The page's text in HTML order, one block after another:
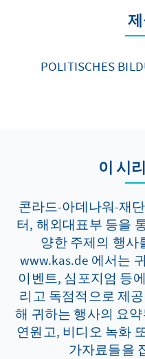
POLITISCHES
이 시
콘라드-아데나워-재
터, 해외대표부 등을
양한 주제의 행사
www.kas.de 에서는
이벤트, 심포지엄 등
리고 독점적으로 제
해 귀하는 행사의 요
연원고, 비디오 녹화
가자료들을